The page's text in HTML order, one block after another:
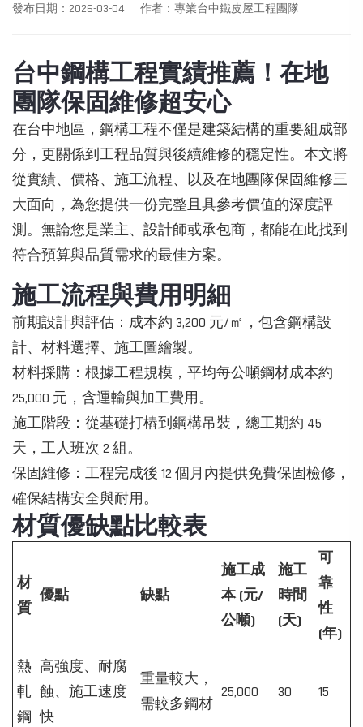
發布日期：2026-03-04 作者：專業台中鐵皮屋工程團隊
台中鋼構工程實績推薦！在地
團隊保固維修超安心
在台中地區，鋼構工程不僅是建築結構的重要組成部
分，更關係到工程品質與後續維修的穩定性。本文將
從實績、價格、施工流程、以及在地團隊保固維修三
大面向，為您提供一份完整且具參考價值的深度評
測。無論您是業主、設計師或承包商，都能在此找到
符合預算與品質需求的最佳方案。
施工流程與費用明細
前期設計與評估：成本約 3,200 元/㎡，包含鋼構設
計、材料選擇、施工圖繪製。
材料採購：根據工程規模，平均每公噸鋼材成本約
25,000 元，含運輸與加工費用。
施工階段：從基礎打樁到鋼構吊裝，總工期約 45
天，工人班次 2 組。
保固維修：工程完成後 12 個月內提供免費保固檢修，
確保結構安全與耐用。
材質優缺點比較表
材
質
優點 缺點
施工成
本 (元/
公噸)
施工
時間
(天)
可
靠
性
(年)
熱
軋
鋼
高強度、耐腐
蝕、施工速度
快
重量較大，
需較多鋼材
25,000 30 15